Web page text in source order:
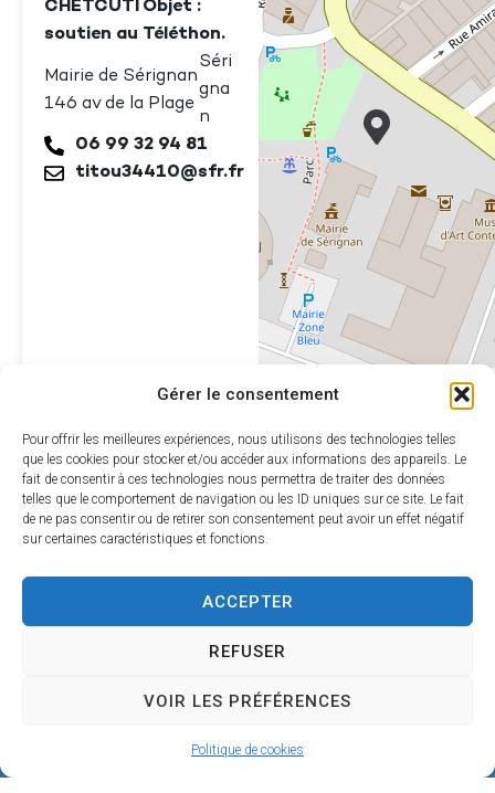
Gérer le consentement
Pour offrir les meilleures expériences, nous utilisons des technologies telles
que les cookies pour stocker et/ou accéder aux informations des appareils. Le
fait de consentir à ces technologies nous permettra de traiter des données
telles que le comportement de navigation ou les ID uniques sur ce site. Le fait
de ne pas consentir ou de retirer son consentement peut avoir un effet négatif
sur certaines caractéristiques et fonctions.
ACCEPTER
REFUSER
VOIR LES PRÉFÉRENCES
Politique de cookies
CHETCUTI Objet :
soutien au Téléthon.
Mairie de Sérignan
146 av de la Plage
Séri
gna
n
06 99 32 94 81
titou34410@sfr.fr
contributors
Mairie de SÉRIGNAN